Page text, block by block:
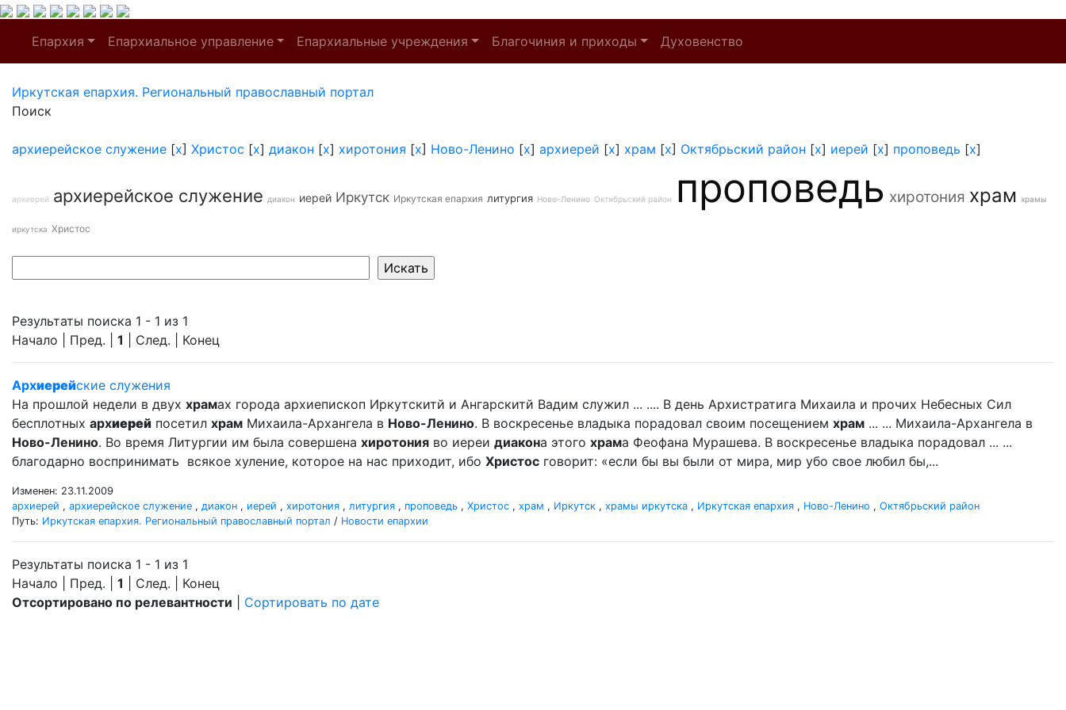
Епархия Епархиальное управление Епархиальные учреждения Благочиния и приходы Духовенство
Иркутская епархия. Региональный православный портал
Поиск
архиерейское служение [x] Христос [x] диакон [x] хиротония [x] Ново-Ленино [x] архиерей [x] храм [x] Октябрьский район [x] иерей [x] проповедь [x]
архиерей архиерейское служение диакон иерей Иркутск Иркутская епархия литургия Ново-Ленино Октябрьский район проповедь хиротония храм храмы
иркутска Христос
Результаты поиска 1 - 1 из 1
Начало | Пред. | 1 | След. | Конец
Архиерейские служения
На прошлой недели в двух храмах города архиепископ Иркутскитй и Ангарскитй Вадим служил ... .... В день Архистратига Михаила и прочих Небесных Сил
бесплотных архиерей посетил храм Михаила-Архангела в Ново-Ленино. В воскресенье владыка порадовал своим посещением храм ... ... Михаила-Архангела в
Ново-Ленино. Во время Литургии им была совершена хиротония во иереи диакона этого храма Феофана Мурашева. В воскресенье владыка порадовал ... ...
благодарно воспринимать всякое хуление, которое на нас приходит, ибо Христос говорит: «если бы вы были от мира, мир убо свое любил бы,...
Изменен: 23.11.2009
архиерей , архиерейское служение , диакон , иерей , хиротония , литургия , проповедь , Христос , храм , Иркутск , храмы иркутска , Иркутская епархия , Ново-Ленино , Октябрьский район
Путь: Иркутская епархия. Региональный православный портал / Новости епархии
Результаты поиска 1 - 1 из 1
Начало | Пред. | 1 | След. | Конец
Отсортировано по релевантности
Сортировать по дате